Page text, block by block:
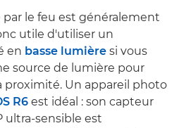
le feu est généralement
utile d'utiliser un
en basse lumière si vous
source de lumière pour
proximité. Un appareil photo
R6 est idéal : son capteur
ultra-sensible est